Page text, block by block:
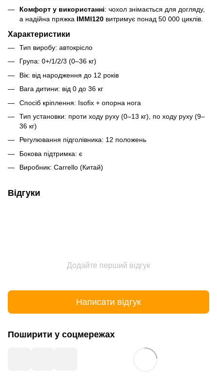
Комфорт у використанні: чохол знімається для догляду,
а надійна пряжка IMMI120 витримує понад 50 000 циклів.
Характеристики
Тип виробу: автокрісло
Група: 0+/1/2/3 (0–36 кг)
Вік: від народження до 12 років
Вага дитини: від 0 до 36 кг
Спосіб кріплення: Isofix + опорна нога
Тип установки: проти ходу руху (0–13 кг), по ходу руху (9–
36 кг)
Регулювання підголівника: 12 положень
Бокова підтримка: є
Виробник: Carrello (Китай)
Відгуки
Додайте перший відгук
Написати відгук
Поширити у соцмережах